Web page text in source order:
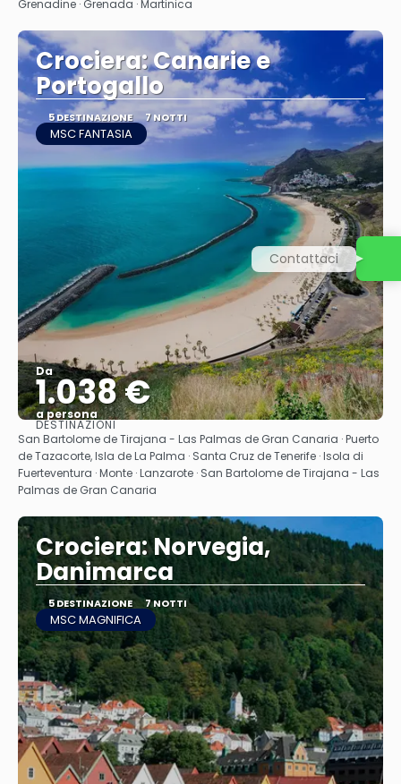
Grenadine · Grenada · Martinica
Crociera: Canarie e
Portogallo
5 DESTINAZIONE 7 NOTTI
MSC FANTASIA
Da
1.038 €
a persona
Vedere
DESTINAZIONI
San Bartolome de Tirajana - Las Palmas de Gran Canaria · Puerto
de Tazacorte, Isla de La Palma · Santa Cruz de Tenerife · Isola di
Fuerteventura · Monte · Lanzarote · San Bartolome de Tirajana - Las
Palmas de Gran Canaria
Crociera: Norvegia,
Danimarca
5 DESTINAZIONE 7 NOTTI
MSC MAGNIFICA
Contattaci